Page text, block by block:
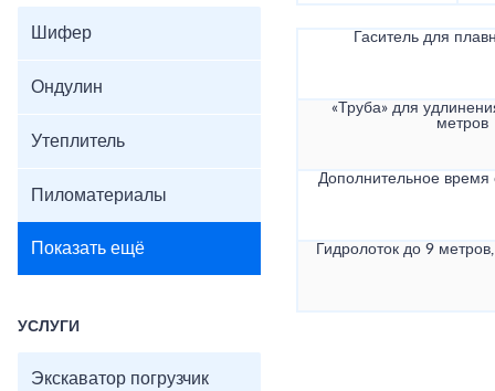
Шифер
Ондулин
Утеплитель
Пиломатериалы
Показать ещё
УСЛУГИ
Экскаватор погрузчик
Гаситель для
«Труба» для
метров
Дополнительное
Гидролоток до 9